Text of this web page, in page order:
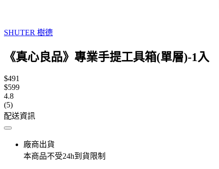
SHUTER 樹德
《真心良品》專業手提工具箱(單層)-1入
$491
$599
4.8
(5)
配送資訊
廠商出貨
本商品不受24h到貨限制